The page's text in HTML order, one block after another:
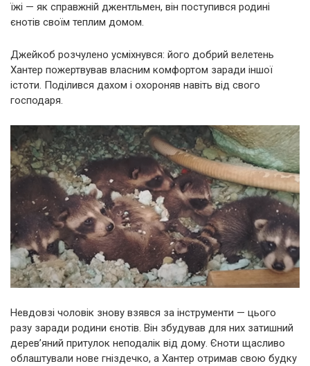
їжі — як справжній джентльмен, він поступився родині
єнотів своїм теплим домом.
Джейкоб розчулено усміхнувся: його добрий велетень
Хантер пожертвував власним комфортом заради іншої
істоти. Поділився дахом і охороняв навіть від свого
господаря.
Невдовзі чоловік знову взявся за інструменти — цього
разу заради родини єнотів. Він збудував для них затишний
дерев’яний притулок неподалік від дому. Єноти щасливо
облаштували нове гніздечко, а Хантер отримав свою будку